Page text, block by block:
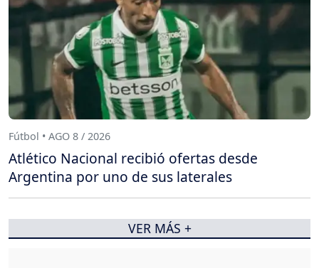
Fútbol • AGO 8 / 2026
Atlético Nacional recibió ofertas desde
Argentina por uno de sus laterales
VER MÁS +